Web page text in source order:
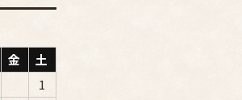
金
土
1